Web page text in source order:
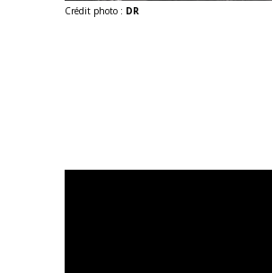
Crédit photo : DR